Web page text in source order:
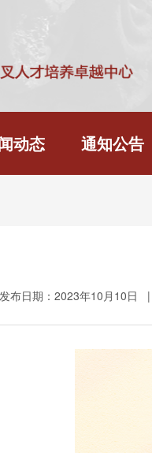
动态 通知公告
发布日期：2023年10月10日